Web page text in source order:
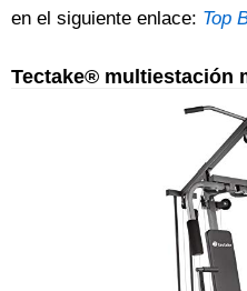
en el siguiente enlace: Top
Tectake® multiestación